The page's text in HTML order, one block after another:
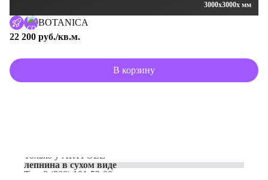
3000x3000x мм
BOTANICA
22 200 руб./кв.м.
В корзину
Только у ARTPOLE
лепнина в сухом виде
Тел: 8 (800) 101-53-00